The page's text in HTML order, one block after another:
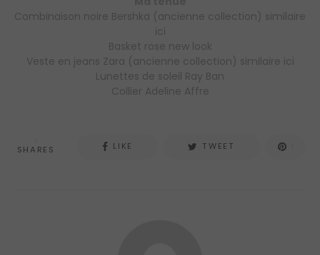
Combinaison noire Bershka (ancienne collection) similaire
ici
Basket rose new look
Veste en jeans Zara (ancienne collection) similaire ici
Lunettes de soleil Ray Ban
Collier Adeline Affre
SHARES LIKE TWEET